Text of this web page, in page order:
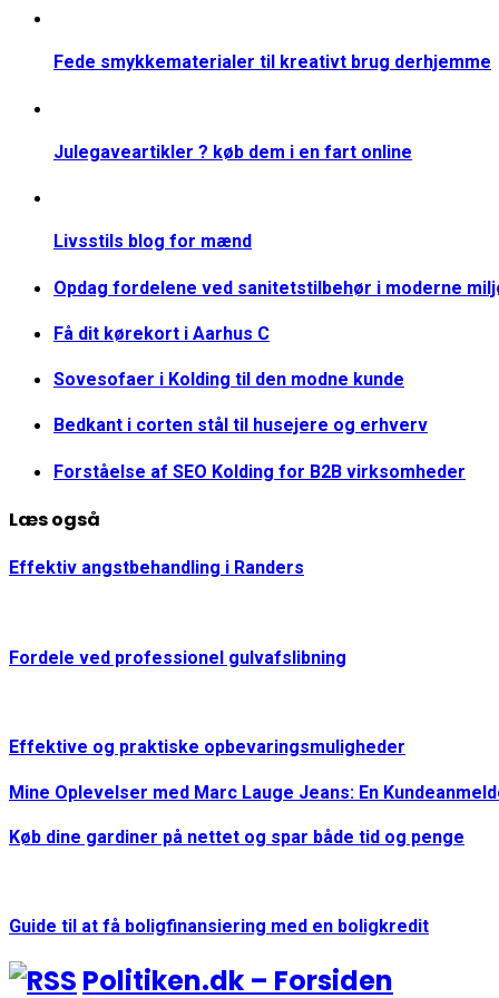
Fede smykkematerialer til kreativt brug derhjemme
Julegaveartikler ? køb dem i en fart online
Livsstils blog for mænd
Opdag fordelene ved sanitetstilbehør i moderne
Få dit kørekort i Aarhus C
Sovesofaer i Kolding til den modne kunde
Bedkant i corten stål til husejere og erhverv
Forståelse af SEO Kolding for B2B virksomheder
Læs også
Effektiv angstbehandling i Randers
Fordele ved professionel gulvafslibning
Effektive og praktiske opbevaringsmuligheder
Mine Oplevelser med Marc Lauge Jeans: En
Køb dine gardiner på nettet og spar både tid og penge
Guide til at få boligfinansiering med en boligkredit
Politiken.dk – Forsiden